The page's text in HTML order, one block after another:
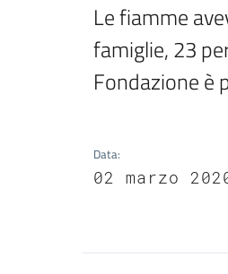
Le fiamme
famiglie, 23
Fondazione è
Data:
02 marzo